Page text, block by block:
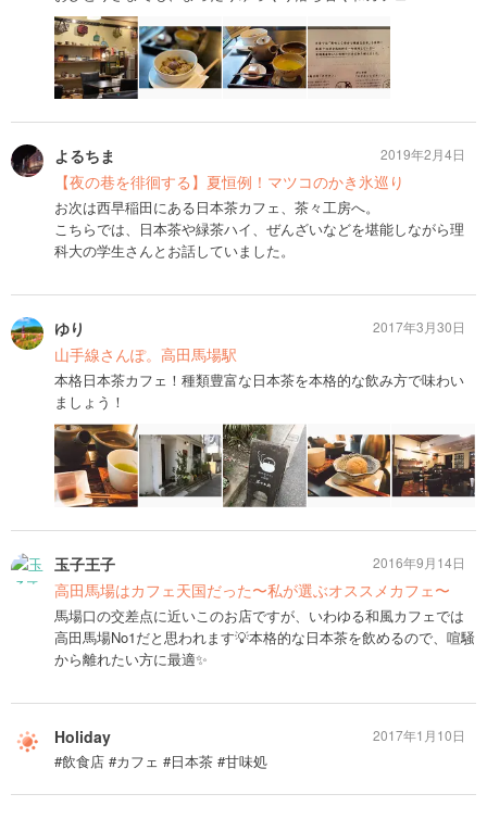
よるちま
【夜の巷を徘徊する】夏恒例！マツコのかき氷巡り
お次は西早稲田にある日本茶カフェ、茶々工房へ。
こちらでは、日本茶や緑茶ハイ、ぜんざいなどを堪能しながら理
科大の学生さんとお話していました。
2019年2月4日
ゆり
山手線さんぽ。高田馬場駅
本格日本茶カフェ！種類豊富な日本茶を本格的な飲み方で味わい
ましょう！
2017年3月30日
玉子王子
高田馬場はカフェ天国だった〜私が選ぶオススメカフェ〜
馬場口の交差点に近いこのお店ですが、いわゆる和風カフェでは
高田馬場No1だと思われます💡本格的な日本茶を飲めるので、喧騒
から離れたい方に最適✨
2016年9月14日
Holiday
#飲食店 #カフェ #日本茶 #甘味処
2017年1月10日